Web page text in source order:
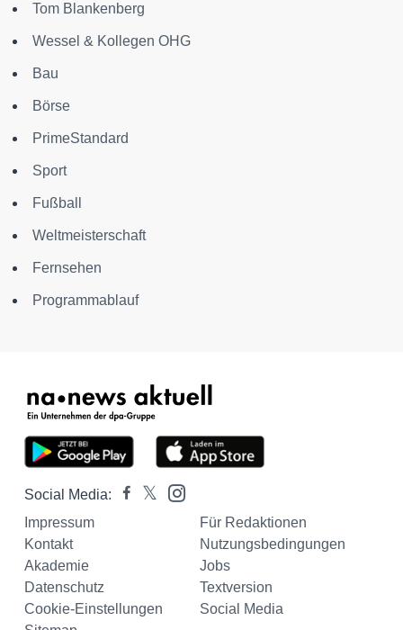
Tom Blankenberg
Wessel & Kollegen OHG
Bau
Börse
PrimeStandard
Sport
Fußball
Weltmeisterschaft
Fernsehen
Programmablauf
Social Media:
Impressum
Für Redaktionen
Kontakt
Nutzungsbedingungen
Akademie
Jobs
Datenschutz
Textversion
Cookie-Einstellungen
Social Media